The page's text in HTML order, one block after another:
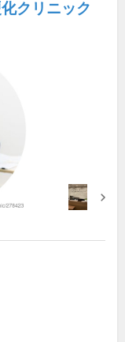
クリニック